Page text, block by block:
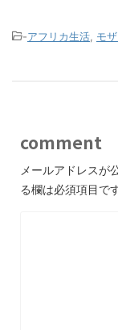
-アフリカ生活 モ
comment
メールアドレスが
る欄は必須項目で